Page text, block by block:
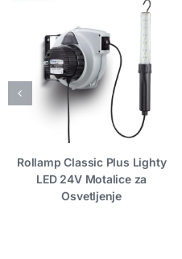
Rollamp Classic Plus Lighty
LED 24V Motalice za
Osvetljenje